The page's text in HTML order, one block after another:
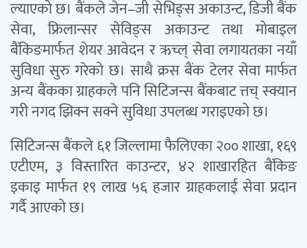
ल्याएको छ। बैंकले जेन–जी सेभिङ्स अकाउन्ट, डिजी बैंक
सेवा, फ्रिलान्सर सेविङ्स अकाउन्ट तथा मोबाइल
बैंकिङमार्फत शेयर आवेदन र ऋच्ल् सेवा लगायतका नयाँ
सुविधा सुरु गरेको छ। साथै क्रस बैंक टेलर सेवा मार्फत
अन्य बैंकका ग्राहकले पनि सिटिजन्स बैंकबाट त्तच् स्क्यान
गरी नगद झिक्न सक्ने सुविधा उपलब्ध गराइएको छ।
सिटिजन्स बैंकले ६१ जिल्लामा फैलिएका २०० शाखा, १६९
एटीएम, ३ विस्तारित काउन्टर, ४२ शाखारहित बैंकिङ
इकाइ मार्फत १९ लाख ५६ हजार ग्राहकलाई सेवा प्रदान
गर्दै आएको छ।